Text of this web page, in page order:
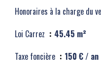
Honoraires à la charge du
Loi Carrez
45.45 m²
Taxe foncière
150 € / an